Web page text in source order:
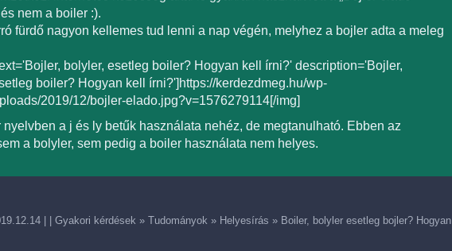
nem a boiler :).
fürdő nagyon kellemes tud lenni a nap végén, melyhez a bojler adta a meleg
bolyler, esetleg boiler? Hogyan kell írni?' description='Bojler,
boiler? Hogyan kell írni?']https://kerdezdmeg.hu/wp-
2019/12/bojler-elado.jpg?v=1576279114[/img]
nyelvben a j és ly betűk használata nehéz, de megtanulható. Ebben az
a bolyler, sem pedig a boiler használata nem helyes.
Gyakori kérdések » Tudományok » Helyesírás » Boiler, bolyler esetleg bojler? Hogyan